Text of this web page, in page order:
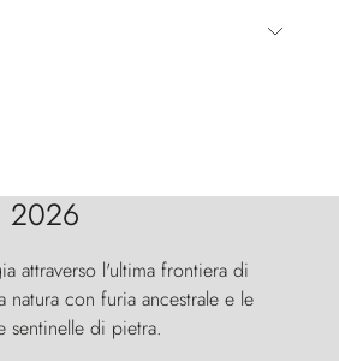
2026
attraverso l'ultima frontiera di
con furia ancestrale e le
sentinelle di pietra.